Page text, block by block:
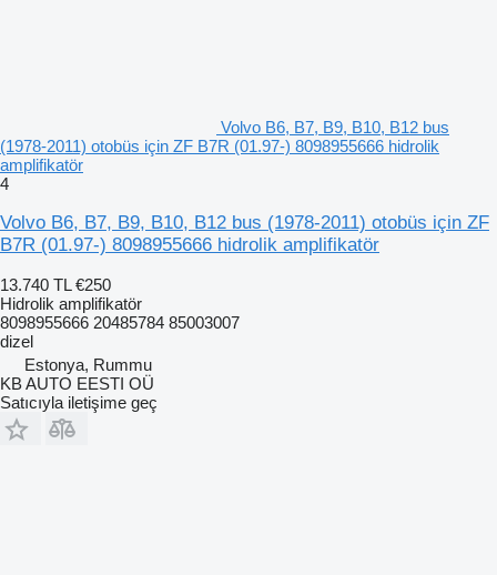
Volvo B6, B7, B9, B10, B12 bus
(1978-2011) otobüs için ZF B7R (01.97-) 8098955666 hidrolik
amplifikatör
4
Volvo B6, B7, B9, B10, B12 bus (1978-2011) otobüs için ZF
B7R (01.97-) 8098955666 hidrolik amplifikatör
13.740 TL €250
Hidrolik amplifikatör
8098955666 20485784 85003007
dizel
Estonya, Rummu
KB AUTO EESTI OÜ
Satıcıyla iletişime geç